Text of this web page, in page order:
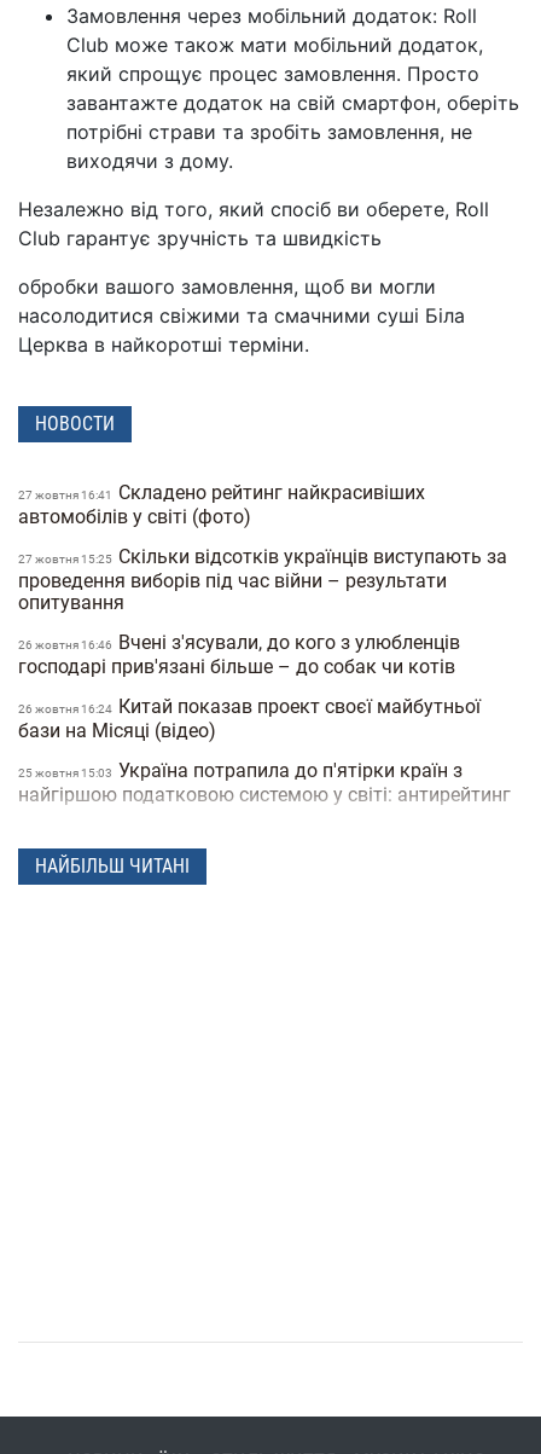
Замовлення через мобільний додаток: Roll
Club може також мати мобільний додаток,
який спрощує процес замовлення. Просто
завантажте додаток на свій смартфон, оберіть
потрібні страви та зробіть замовлення, не
виходячи з дому.
Незалежно від того, який спосіб ви оберете, Roll
Club гарантує зручність та швидкість
обробки вашого замовлення, щоб ви могли
насолодитися свіжими та смачними суші Біла
Церква в найкоротші терміни.
НОВОСТИ
27 жовтня 16:41
Складено рейтинг найкрасивіших
автомобілів у світі (фото)
27 жовтня 15:25 Скільки відсотків українців виступають за
проведення виборів під час війни – результати
опитування
26 жовтня 16:46
Вчені з'ясували, до кого з улюбленців
господарі прив'язані більше – до собак чи котів
26 жовтня 16:24 Китай показав проект своєї майбутньої
бази на Місяці (відео)
25 жовтня 15:03 Україна потрапила до п'ятірки країн з
найгіршою податковою системою у світі: антирейтинг
у чому різниця
5 причин, чому людина постійно мерзне і як
25 жовтня 12:23 В Україні створили наземний робот-
НАЙБІЛЬШ ЧИТАНІ